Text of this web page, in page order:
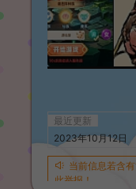
最近更新
2023年10月12日
当前信息若含
此举报！